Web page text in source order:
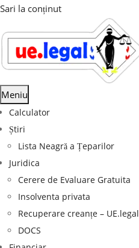
Sari la conținut
Meniu
Calculator
Știri
Lista Neagră a Țeparilor
Juridica
Cerere de Evaluare Gratuita
Insolventa privata
Recuperare creanțe – UE.legal
DOCS